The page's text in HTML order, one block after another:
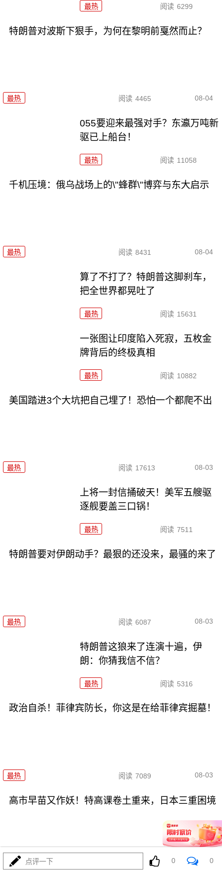
最热 阅读 6299
特朗普对波斯下狠手，为何在黎明前戛然而止？
最热 阅读 4465 08-04
055要迎来最强对手？东瀛万吨新
驱已上船台！
最热 阅读 11058
千机压境：俄乌战场上的\"蜂群\"博弈与东大启示
最热 阅读 8431 08-04
算了不打了？特朗普这脚刹车，
把全世界都晃吐了
最热 阅读 15631
一张图让印度陷入死寂，五枚金
牌背后的终极真相
最热 阅读 10882
美国踏进3个大坑把自己埋了！恐怕一个都爬不出
最热 阅读 17613 08-03
上将一封信捅破天！美军五艘驱
逐舰要盖三口锅！
最热 阅读 7511
特朗普要对伊朗动手？最狠的还没来，最骚的来了
最热 阅读 6087 08-03
特朗普这狼来了连演十遍，伊
朗：你猜我信不信？
最热 阅读 5316
政治自杀！菲律宾防长，你这是在给菲律宾掘墓！
最热 阅读 7089 08-03
高市早苗又作妖！特高课卷土重来，日本三重困境
最热 阅读 4686 08-03
点评一下 0 0